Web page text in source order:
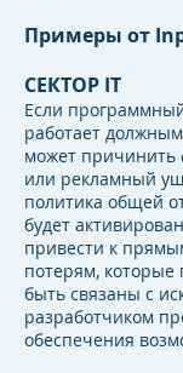
Примеры от
СЕКТОР IT
Если
работает
может причинить
или рекламный
политика общей
будет
привести к
потерям, которые
быть связаны с
разработчиком
обеспечения